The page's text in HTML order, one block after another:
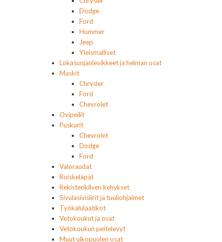
Dodge
Ford
Hummer
Jeep
Yleismalliset
Lokasuojanlevikkeet ja helman osat
Maskit
Chrysler
Ford
Chevrolet
Ovipeilit
Puskurit
Chevrolet
Dodge
Ford
Valoraudat
Roiskeläpät
Rekisterikilven kehykset
Sivulasivisiirit ja tuuliohjaimet
Työkalulaatikot
Vetokoukut ja osat
Vetokoukun peitelevyt
Muut ulkopuolen osat